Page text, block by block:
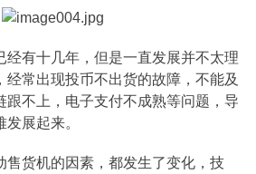
经有十几年，但是一直发展并不太理
经常出现投币不出货的故障，不能及
跟不上，电子支付不成熟等问题，导
展起来。
售货机的因素，都发生了变化，技